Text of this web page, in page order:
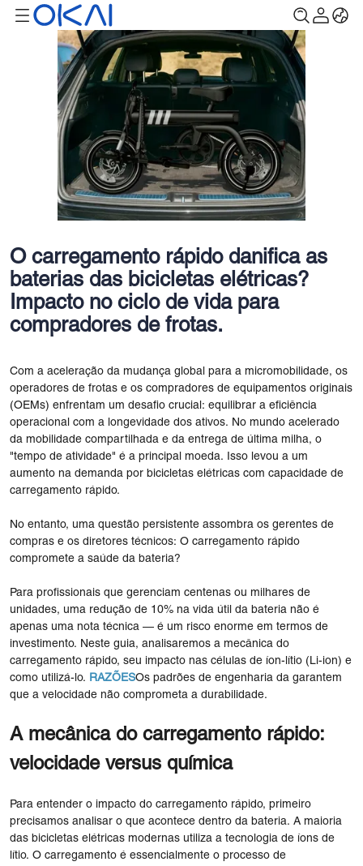
O carregamento rápido danifica as
baterias das bicicletas elétricas?
Impacto no ciclo de vida para
compradores de frotas.
Com a aceleração da mudança global para a micromobilidade, os
operadores de frotas e os compradores de equipamentos originais
(OEMs) enfrentam um desafio crucial: equilibrar a eficiência
operacional com a longevidade dos ativos. No mundo acelerado
da mobilidade compartilhada e da entrega de última milha, o
"tempo de atividade" é a principal moeda. Isso levou a um
aumento na demanda por bicicletas elétricas com capacidade de
carregamento rápido.
No entanto, uma questão persistente assombra os gerentes de
compras e os diretores técnicos: O carregamento rápido
compromete a saúde da bateria?
Para profissionais que gerenciam centenas ou milhares de
unidades, uma redução de 10% na vida útil da bateria não é
apenas uma nota técnica — é um risco enorme em termos de
investimento. Neste guia, analisaremos a mecânica do
carregamento rápido, seu impacto nas células de íon-lítio (Li-ion) e
como utilizá-lo.
RAZÕESOs padrões de engenharia da garantem
que a velocidade não comprometa a durabilidade.
A mecânica do carregamento rápido:
velocidade versus química
Para entender o impacto do carregamento rápido, primeiro
precisamos analisar o que acontece dentro da bateria. A maioria
das bicicletas elétricas modernas utiliza a tecnologia de íons de
lítio. O carregamento é essencialmente o processo de